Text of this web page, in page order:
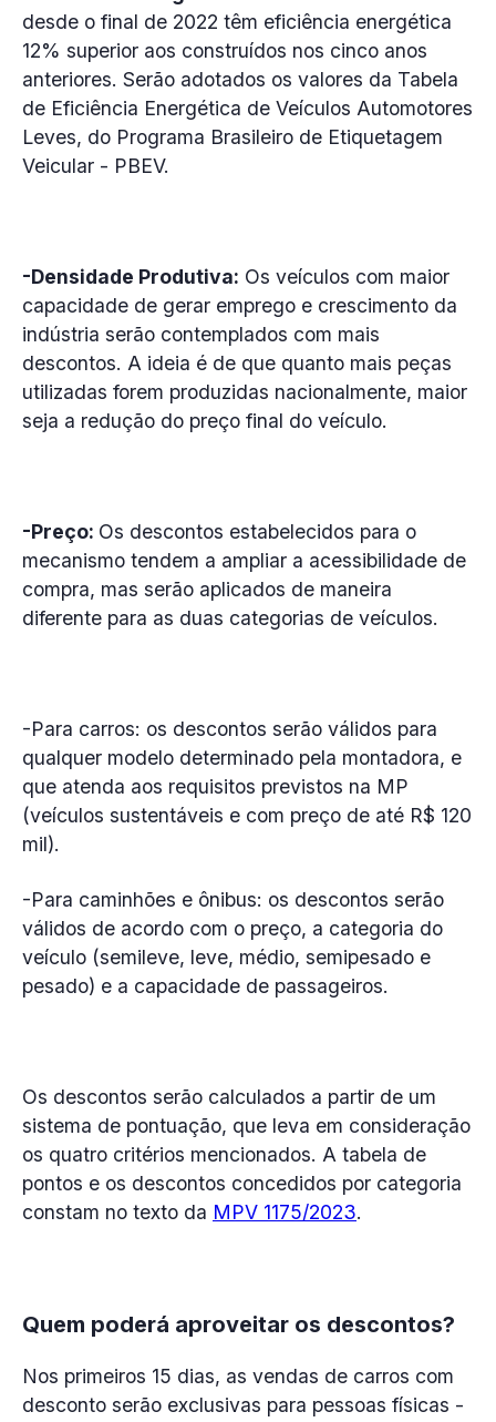
desde o final de 2022 têm eficiência energética
12% superior aos construídos nos cinco anos
anteriores. Serão adotados os valores da Tabela
de Eficiência Energética de Veículos Automotores
Leves, do Programa Brasileiro de Etiquetagem
Veicular - PBEV.
-Densidade Produtiva: Os veículos com maior
capacidade de gerar emprego e crescimento da
indústria serão contemplados com mais
descontos. A ideia é de que quanto mais peças
utilizadas forem produzidas nacionalmente, maior
seja a redução do preço final do veículo.
-Preço: Os descontos estabelecidos para o
mecanismo tendem a ampliar a acessibilidade de
compra, mas serão aplicados de maneira
diferente para as duas categorias de veículos.
-Para carros: os descontos serão válidos para
qualquer modelo determinado pela montadora, e
que atenda aos requisitos previstos na MP
(veículos sustentáveis e com preço de até R$ 120
mil).
-Para caminhões e ônibus: os descontos serão
válidos de acordo com o preço, a categoria do
veículo (semileve, leve, médio, semipesado e
pesado) e a capacidade de passageiros.
Os descontos serão calculados a partir de um
sistema de pontuação, que leva em consideração
os quatro critérios mencionados. A tabela de
pontos e os descontos concedidos por categoria
constam no texto da MPV 1175/2023.
Quem poderá aproveitar os descontos?
Nos primeiros 15 dias, as vendas de carros com
desconto serão exclusivas para pessoas físicas -